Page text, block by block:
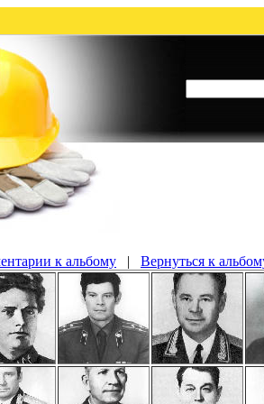
к альбому | Вернуться к